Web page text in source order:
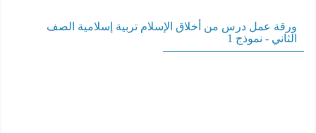
ورقة عمل درس من أخلاق الإسلام تربية إسلامية الصف
الثاني - نموذج 1